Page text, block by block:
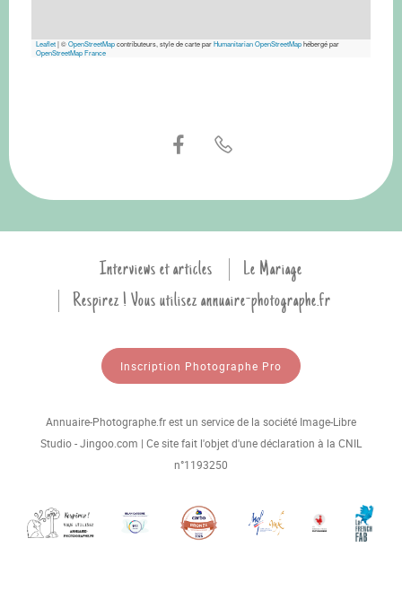
Leaflet|©OpenStreetMapcontributeurs, style de carte parHumanitarian OpenStreetMaphébergé par
OpenStreetMap France
Interviews et articles
Le Mariage
Respirez ! Vous utilisez annuaire-photographe.fr
Inscription Photographe Pro
Annuaire-Photographe.fr est un service de la société Image-Libre
Studio - Jingoo.com | Ce site fait l'objet d'une déclaration à la CNIL
n°1193250